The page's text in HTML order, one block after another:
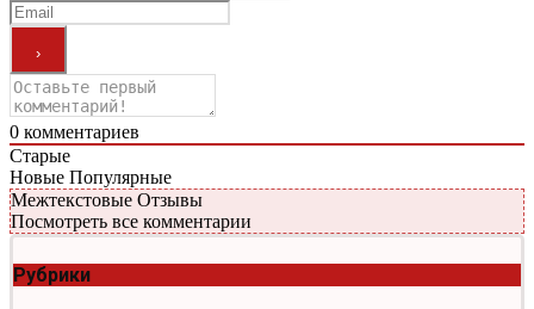
0 комментариев
Старые
Новые Популярные
Межтекстовые Отзывы
Посмотреть все комментарии
Рубрики